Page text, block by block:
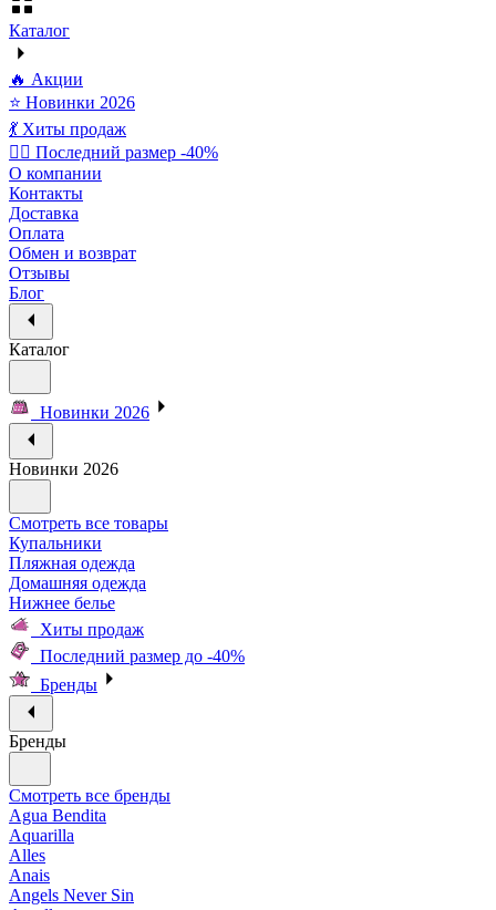
Каталог
🔥 Акции
⭐ Новинки 2026
💃 Хиты продаж
🏃‍♀️ Последний размер -40%
О компании
Контакты
Доставка
Оплата
Обмен и возврат
Отзывы
Блог
Каталог
Новинки 2026
Новинки 2026
Смотреть все товары
Купальники
Пляжная одежда
Домашняя одежда
Нижнее белье
Хиты продаж
Последний размер до -40%
Бренды
Бренды
Смотреть все бренды
Agua Bendita
Aquarilla
Alles
Anais
Angels Never Sin